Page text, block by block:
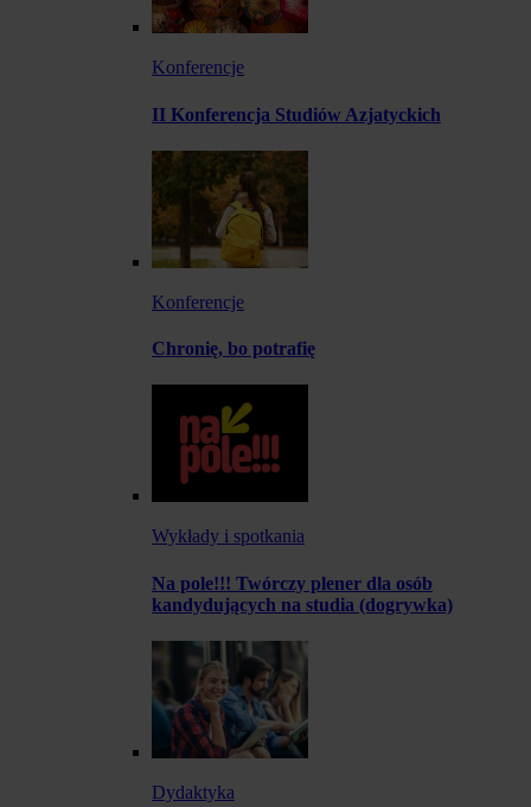
Konferencje
II Konferencja Studiów Azjatyckich
Konferencje
Chronię, bo potrafię
Wykłady i spotkania
Na pole!!! Twórczy plener dla osób
kandydujących na studia (dogrywka)
Dydaktyka